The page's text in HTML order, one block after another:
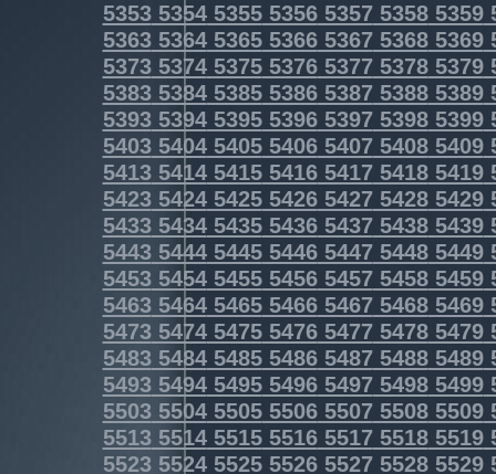
5353535453555356535753585359
5363536453655366536753685369
5373537453755376537753785379
5383538453855386538753885389
5393539453955396539753985399
5403540454055406540754085409
5413541454155416541754185419
5423542454255426542754285429
5433543454355436543754385439
5443544454455446544754485449
5453545454555456545754585459
5463546454655466546754685469
5473547454755476547754785479
5483548454855486548754885489
5493549454955496549754985499
5503550455055506550755085509
5513551455155516551755185519
5523552455255526552755285529